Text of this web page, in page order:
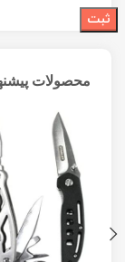
محصولات